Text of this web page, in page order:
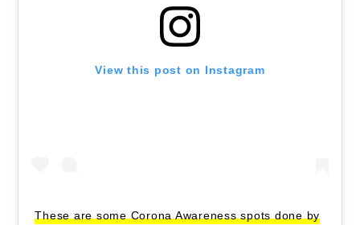
View this post on Instagram
These are some Corona Awareness spots done by